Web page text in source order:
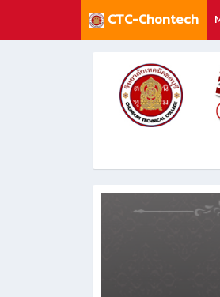
CTC-Chontech